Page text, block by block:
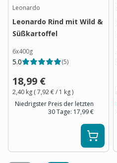
Leonardo
Leonardo Rind mit Wild &
Süßkartoffel
6x400g
5.0 (5)
18,99 €
2,40 kg (7,92 €/ 1 kg)
Niedrigster Preis der letzten
30 Tage: 17,99 €